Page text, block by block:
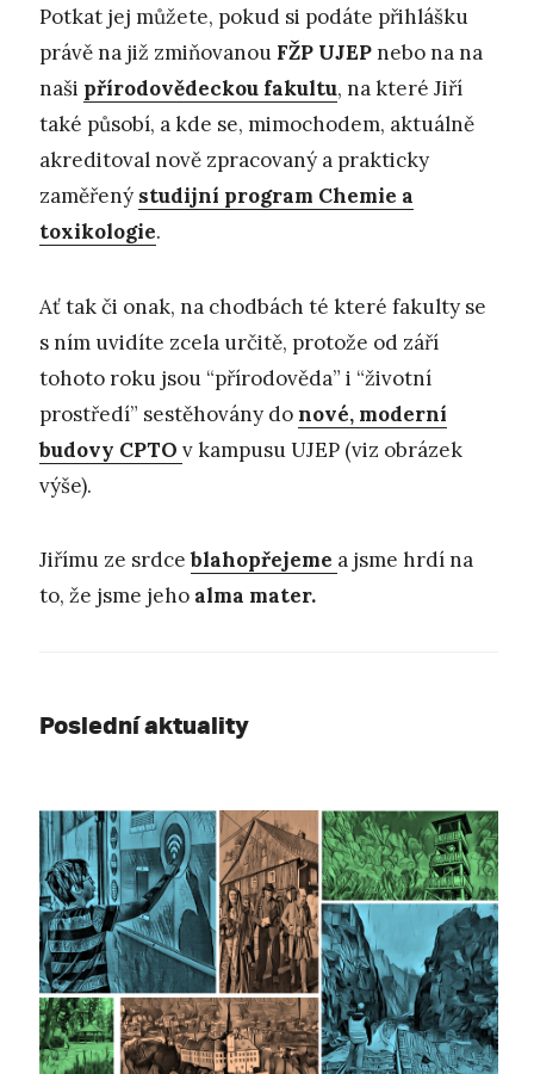
Potkat jej můžete, pokud si podáte přihlášku
právě na již zmiňovanou FŽP UJEPnebo na na
naši přírodovědeckou fakultu, na které Jiří
také působí, a kde se, mimochodem, aktuálně
akreditoval nově zpracovaný a prakticky
zaměřený studijní program Chemie a
toxikologie.
Ať tak či onak, na chodbách té které fakulty se
s ním uvidíte zcela určitě, protože od září
tohoto roku jsou “přírodověda” i “životní
prostředí” sestěhovány donové, moderní
budovy CPTO v kampusu UJEP (viz obrázek
výše).
Jiřímu ze srdceblahopřejeme a jsme hrdí na
to, že jsme jeho alma mater.
Poslední aktuality